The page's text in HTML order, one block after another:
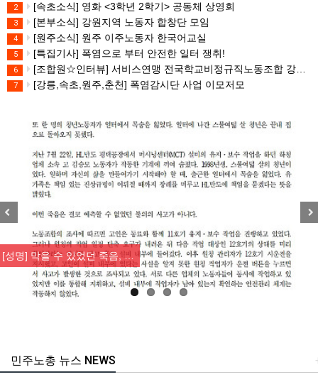
2 [속초소식] 영화 <3학년 2학기> 공동체 상영회
3 [본부소식] 강원지역 노동자 합창단 모임
4 [원주소식] 원주 이주노동자 한국어교실
5 [특집기사] 폭염으로 부터 안전한 일터 쟁취!
6 [조합원☆인터뷰] 서비스연맹 전국학교비정규직노동조합 강원지부 김유미 춘천지회장
7 [강릉,속초,원주,춘천] 폭염감시단 사업 이모저모
[성명] 막을 수 있었던 죽음, …
주노총 뉴스 NEWS